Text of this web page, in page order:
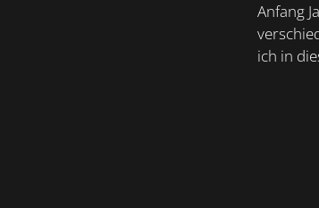
Anfang
ich in